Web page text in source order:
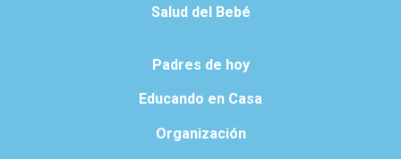
Salud del Bebé
Padres de hoy
Educando en Casa
Organización